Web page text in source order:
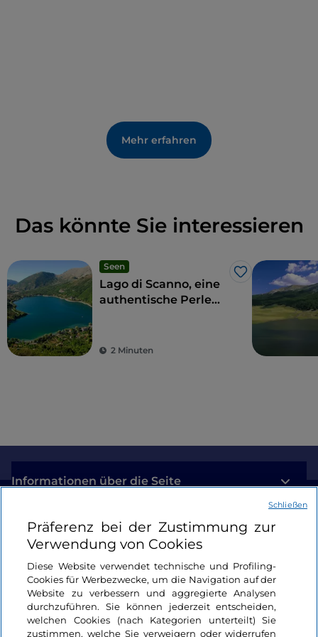
Mehr erfahren
Das könnte Sie interessieren
Seen
Like
Lago di Scanno, eine
authentische Perle
2 Minuten
Informationen über die Seite
Nützliche Links
Login
Bleiben wir in Kontakt
Präferenz bei der Zustimmung zur
Verwendung von Cookies
Diese Website verwendet technische und Profiling-
Cookies für Werbezwecke, um die Navigation auf der
Website zu verbessern und aggregierte Analysen
durchzuführen. Sie können jederzeit entscheiden,
welchen Cookies (nach Kategorien unterteilt) Sie
zustimmen, welche Sie verweigern oder widerrufen
Schließen